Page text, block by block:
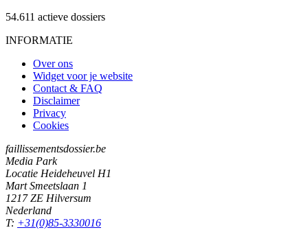
54.611 actieve dossiers
INFORMATIE
Over ons
Widget voor je website
Contact & FAQ
Disclaimer
Privacy
Cookies
faillissementsdossier.be
Media Park
Locatie Heideheuvel H1
Mart Smeetslaan 1
1217 ZE Hilversum
Nederland
T: +31(0)85-3330016